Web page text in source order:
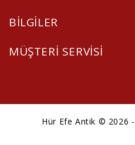
BILGILER
MÜŞTERI SERVISI
Hür Efe Antik © 2026 -